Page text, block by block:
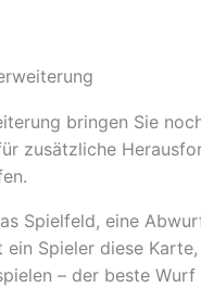
bringen Sie
zusätzliche
Spielfeld, eine
ein Spieler diese
– der beste Wurf